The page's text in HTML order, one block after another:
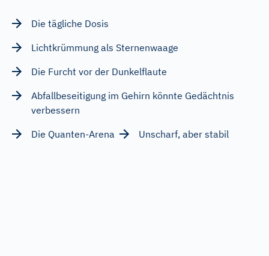
Die tägliche Dosis
Lichtkrümmung als Sternenwaage
Die Furcht vor der Dunkelflaute
Abfallbeseitigung im Gehirn könnte Gedächtnis
verbessern
Die Quanten-Arena
Unscharf, aber stabil